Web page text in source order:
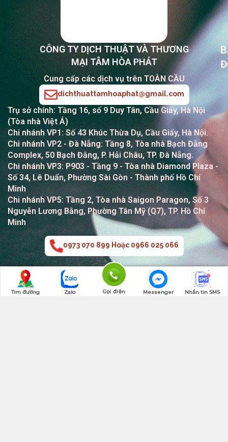
CÔNG TY DỊCH THUẬT VÀ THƯƠNG
MẠI TÂM HÒA PHÁT
Cung cấp các dịch vụ trên TOÀN CẦU
dichthuattamhoaphat@gmail.com
Trụ sở chính: Tầng 16, số 9 Duy Tân, Cầu Giấy, Hà Nội
(Tòa nhà Việt Á)
Chi nhánh VP1: Số 43 Khúc Thừa Dụ, Cầu Giấy, Hà Nội.
Chi nhánh VP2 - Đà Nẵng: Tầng 8, Tòa nhà Bạch Đằng
Complex, 50 Bạch Đằng, P. Hải Châu, TP. Đà Nẵng.
Chi nhánh VP3: P903 - Tầng 9 - Tòa nhà Diamond Plaza -
Số 34, Lê Duẩn, Phường Sài Gòn - Thành phố Hồ Chí
Minh
Chi nhánh VP5: Tầng 2, Tòa nhà Saigon Paragon, Số 3
Nguyễn Lương Bằng, Phường Tân Mỹ (Q7), TP. Hồ Chí
Minh
0973 070 899 Hoặc 0966 025 066
Tìm đường Zalo Gọi điện Messenger Nhắn tin SMS